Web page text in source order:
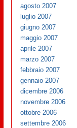
agosto 2007
luglio 2007
giugno 2007
maggio 2007
aprile 2007
marzo 2007
febbraio 2007
gennaio 2007
dicembre 2006
novembre 2006
ottobre 2006
settembre 2006